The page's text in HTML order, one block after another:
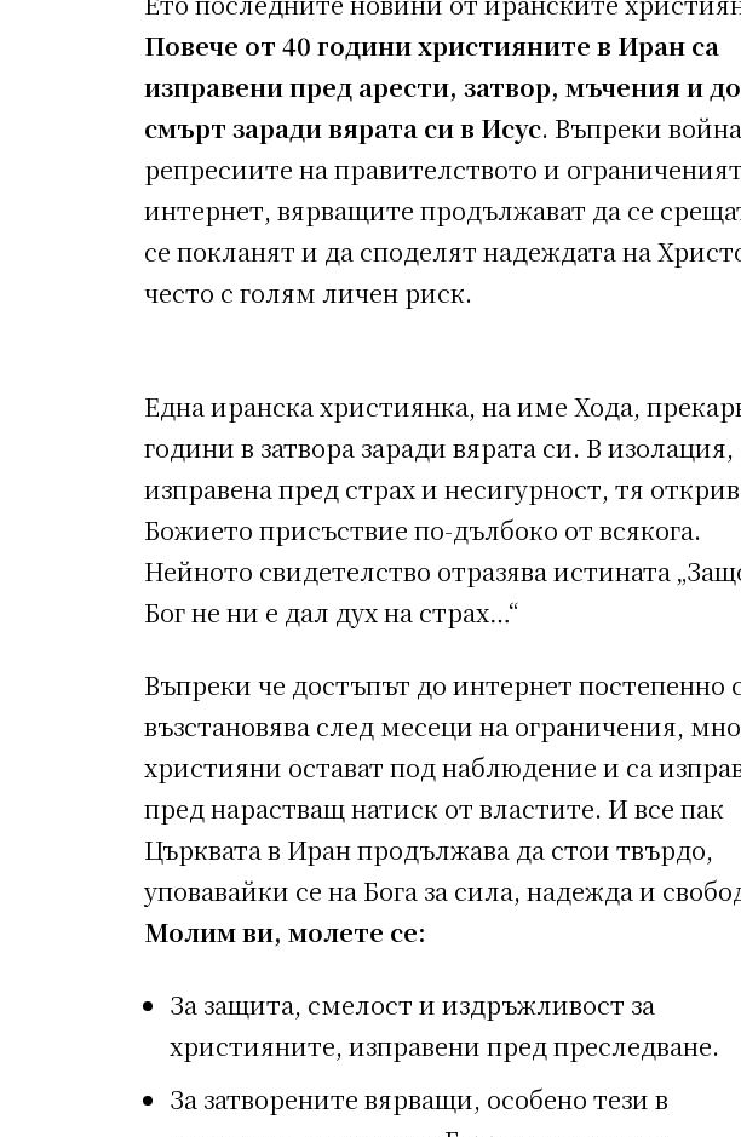
Повече от 40 години християните в Иран са
изправени пред арести, затвор, мъчения и
смърт заради вярата си в Исус. Въпреки
репресиите на правителството и
интернет, вярващите продължават да се
се покланят и да споделят надеждата на
често с голям личен риск.
Една иранска християнка, на име Хода,
години в затвора заради вярата си. В изолация,
изправена пред страх и несигурност, тя
Божието присъствие по-дълбоко от всякога.
Нейното свидетелство отразява истината
Бог не ни е дал дух на страх…“
Въпреки че достъпът до интернет постепенно
възстановява след месеци на ограничения,
християни остават под наблюдение и са
пред нарастващ натиск от властите. И все пак
Църквата в Иран продължава да стои твърдо,
уповавайки се на Бога за сила, надежда и
Молим ви, молете се:
За защита, смелост и издръжливост за
християните, изправени пред преследване.
За затворените вярващи, особено тези в